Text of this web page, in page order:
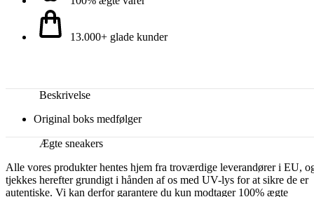
13.000+ glade kunder
Beskrivelse
Original boks medfølger
Ægte sneakers
Alle vores produkter hentes hjem fra troværdige leverandører i EU,
tjekkes herefter grundigt i hånden af os med UV-lys for at sikre de er
autentiske. Vi kan derfor garantere du kun modtager 100% ægte